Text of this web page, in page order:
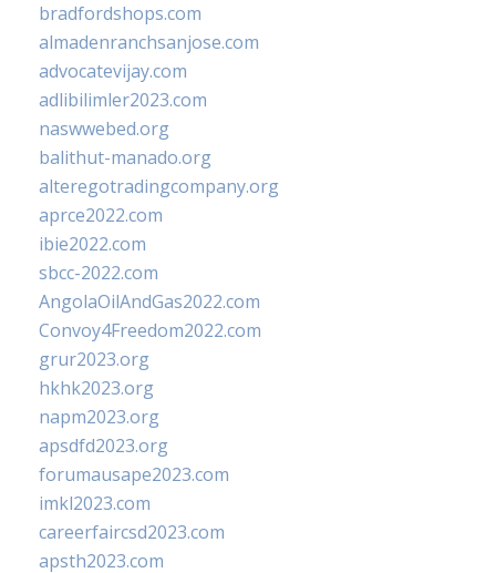
bradfordshops.com
almadenranchsanjose.com
advocatevijay.com
adlibilimler2023.com
naswwebed.org
balithut-manado.org
alteregotradingcompany.org
aprce2022.com
ibie2022.com
sbcc-2022.com
AngolaOilAndGas2022.com
Convoy4Freedom2022.com
grur2023.org
hkhk2023.org
napm2023.org
apsdfd2023.org
forumausape2023.com
imkl2023.com
careerfaircsd2023.com
apsth2023.com